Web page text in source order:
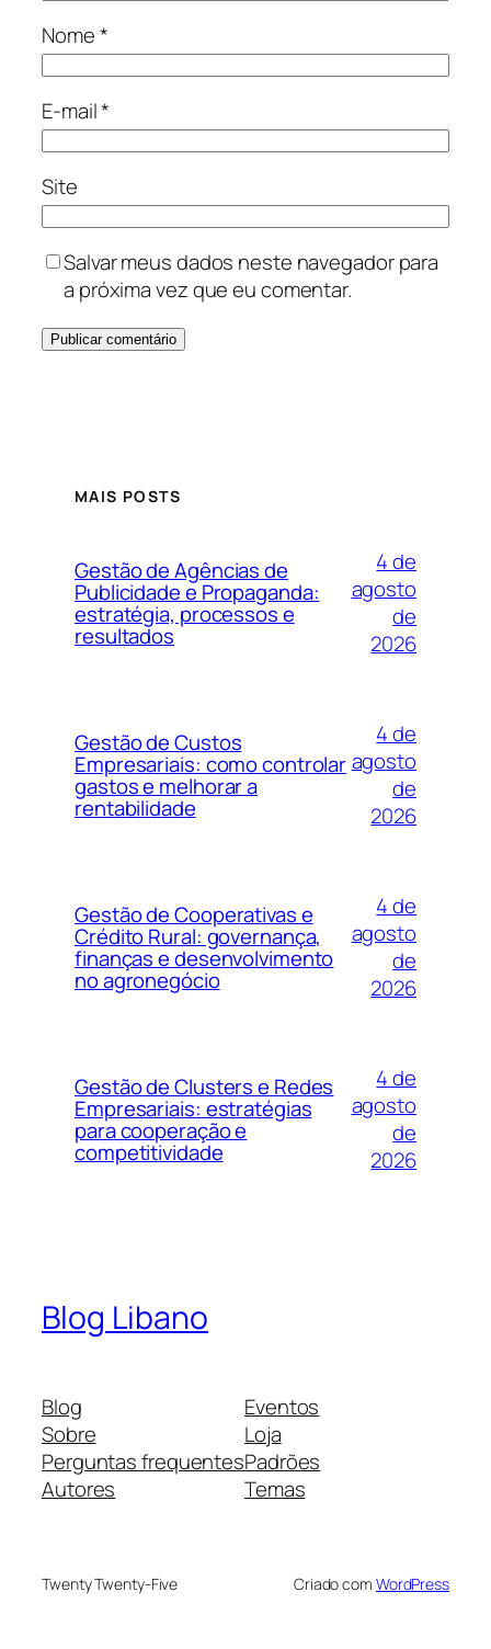
Nome*
E-mail*
Site
Salvar meus dados neste navegador para
a próxima vez que eu comentar.
MAIS POSTS
Gestão de Agências de
Publicidade e Propaganda:
estratégia, processos e
resultados
4 de
agosto
de
2026
Gestão de Custos
Empresariais: como controlar
gastos e melhorar a
rentabilidade
4 de
agosto
de
2026
Gestão de Cooperativas e
Crédito Rural: governança,
finanças e desenvolvimento
no agronegócio
4 de
agosto
de
2026
Gestão de Clusters e Redes
Empresariais: estratégias
para cooperação e
competitividade
4 de
agosto
de
2026
Blog Libano
Blog
Sobre
Perguntas frequentes
Autores
Eventos
Loja
Padrões
Temas
Twenty Twenty-Five Criado com WordPress